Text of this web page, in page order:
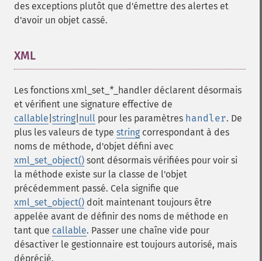
des exceptions plutôt que d'émettre des alertes et
d'avoir un objet cassé.
XML
Les fonctions xml_set_ *_handler déclarent désormais
et vérifient une signature effective de
callable string null pour les paramètres handler. De
plus les valeurs de type string correspondant à des
noms de méthode, d'objet défini avec
xml_set_object() sont désormais vérifiées pour voir si
la méthode existe sur la classe de l'objet
précédemment passé. Cela signifie que
xml_set_object() doit maintenant toujours être
appelée avant de définir des noms de méthode en
tant que callable. Passer une chaîne vide pour
désactiver le gestionnaire est toujours autorisé, mais
déprécié.